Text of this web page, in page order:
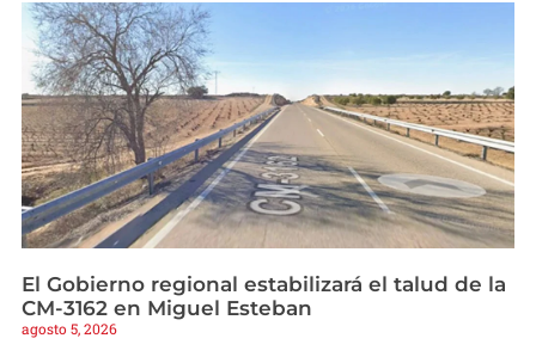
El Gobierno regional estabilizará el talud de la
CM-3162 en Miguel Esteban
agosto 5, 2026